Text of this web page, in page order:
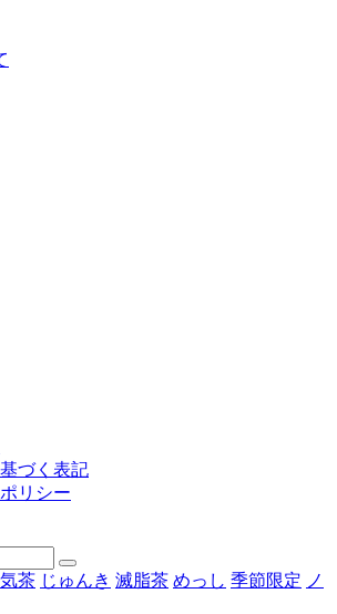
づく表記
リシー
茶 じゅんき 滅脂茶 めっし 季節限定 ノ